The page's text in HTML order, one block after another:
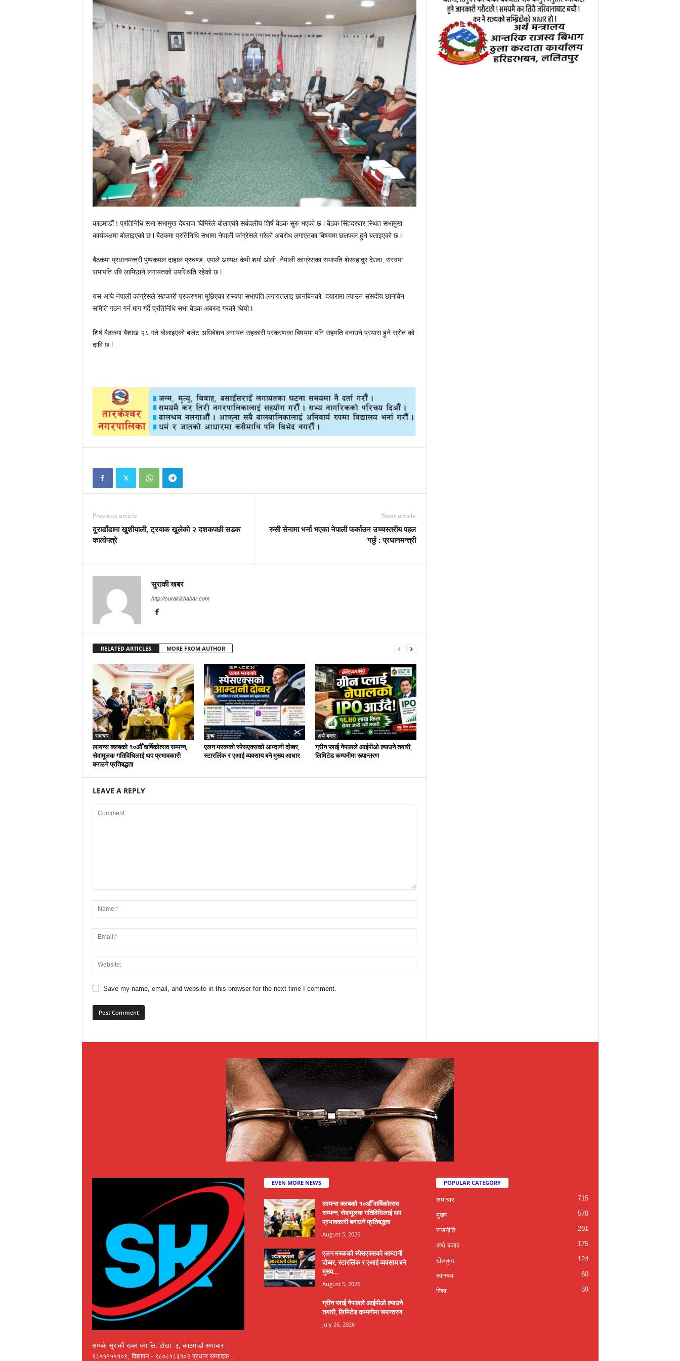
काठमाडौं ! प्रतिनिधि सभा सभामुख देबराज घिमिरेले बोलाएको सर्बदलीय शिर्ष बैठक सुरु भएको छ l बैठक सिंहदरबार स्थित सभामुख
कार्यकक्षमा बोलाइएको छ l बैठकमा प्रतिनिधि सभामा नेपाली कांग्रेसले गरेको अबरोध लगाएतका बिषयमा छलफल हुने बताइएको छ l
बैठकमा प्रधानमन्त्री पुष्पकमल दाहाल प्रचण्ड, एमाले अध्यक्ष केपी शर्मा ओली, नेपाली कांग्रेसका सभापति शेरबहादुर देउवा, रास्वपा
सभापति रबि लामिछाने लगायतको उपस्थिति रहेको छ l
यस अघि नेपाली कांग्रेसले सहकारी प्रकरणमा मुछिएका रास्वपा सभापति लगायतलाइ छानबिनको दयारामा ल्याउन संसदीय छानबिन
समिति गठन गर्न माग गर्दै प्रतिनिधि सभा बैठक अबरुद्द गरको थियो l
शिर्ष बैठकमा बैशाख २८ गते बोलाइएको बजेट अधिबेशन लगायत सहकारी प्रकरणका बिषयमा पनि सहमति बनाउने प्रयास हुने स्रोत को
दाबि छ l
Previous article
दुराडाँडामा खुशीयाली, ट्रयाक खुलेको २ दशकपछी सडक
कालोपत्रे
Next article
रुसी सेनामा भर्ना भएका नेपाली फर्काउन उच्चस्तरीय पहल
गर्छु : प्रधानमन्त्री
सुराकी खबर
http://surakikhabar.com
RELATED ARTICLES MORE FROM AUTHOR
समाचार
लायन्स क्लबको १०औँ वार्षिकोत्सव सम्पन्न,
सेवामूलक गतिविधिलाई थप प्रभावकारी
बनाउने प्रतिबद्धता
मुख्य
एलन मस्कको स्पेसएक्सको आम्दानी दोब्बर,
स्टारलिंक र एआई व्यवसाय बने मुख्य आधार
अर्थ बजार
ग्रीन प्लाई नेपालले आईपीओ ल्याउने तयारी,
लिमिटेड कम्पनीमा रूपान्तरण
LEAVE A REPLY
Save my name, email, and website in this browser for the next time I comment.
सम्पर्क सुराकी खबर प्रा लि. टोखा -३, काठमाडौं समाचार -
९८५११५५१०९, विज्ञापन - ९८०८१८३१०२ प्रधान सम्पादक :
EVEN MORE NEWS
लायन्स क्लबको १०औँ वार्षिकोत्सव
सम्पन्न, सेवामूलक गतिविधिलाई थप
प्रभावकारी बनाउने प्रतिबद्धता
August 5, 2026
एलन मस्कको स्पेसएक्सको आम्दानी
दोब्बर, स्टारलिंक र एआई व्यवसाय बने
मुख्य...
August 5, 2026
ग्रीन प्लाई नेपालले आईपीओ ल्याउने
तयारी, लिमिटेड कम्पनीमा रूपान्तरण
July 26, 2026
POPULAR CATEGORY
समाचार 715
मुख्य 578
राजनीति 291
अर्थ बजार 175
खेलकुद 124
स्वास्थ्य 60
विश्व 59